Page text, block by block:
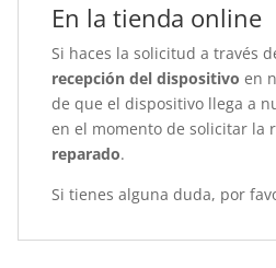
En la tienda online
Si haces la solicitud a través
recepción del dispositivo en
de que el dispositivo llega a
en el momento de solicitar la
reparado.
Si tienes alguna duda, por